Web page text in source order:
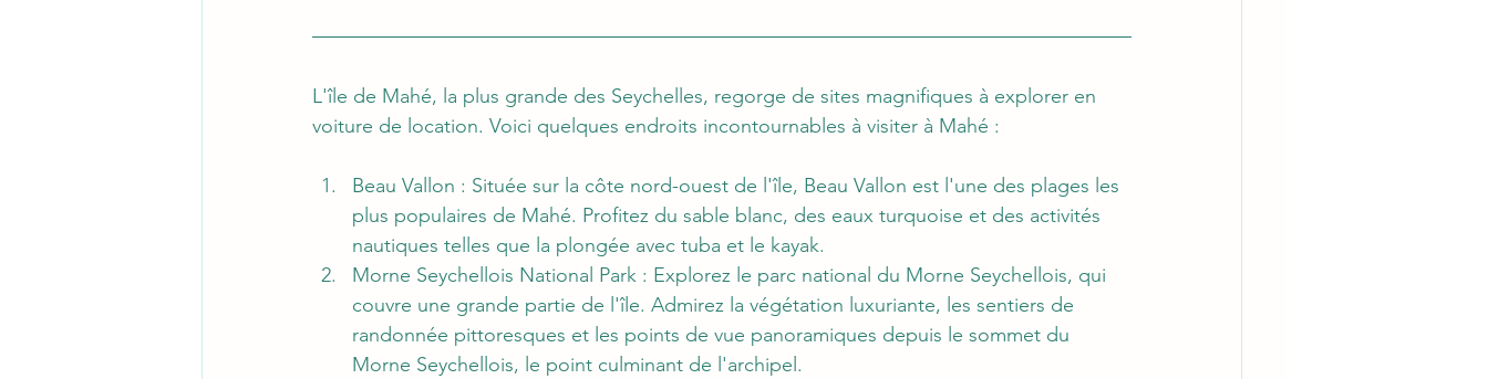
L'île de Mahé, la plus grande des Seychelles, regorge de sites magnifiques à explorer en
voiture de location. Voici quelques endroits incontournables à visiter à Mahé :
Beau Vallon : Située sur la côte nord-ouest de l'île, Beau Vallon est l'une des plages les
plus populaires de Mahé. Profitez du sable blanc, des eaux turquoise et des activités
nautiques telles que la plongée avec tuba et le kayak.
Morne Seychellois National Park : Explorez le parc national du Morne Seychellois, qui
couvre une grande partie de l'île. Admirez la végétation luxuriante, les sentiers de
randonnée pittoresques et les points de vue panoramiques depuis le sommet du
Morne Seychellois, le point culminant de l'archipel.